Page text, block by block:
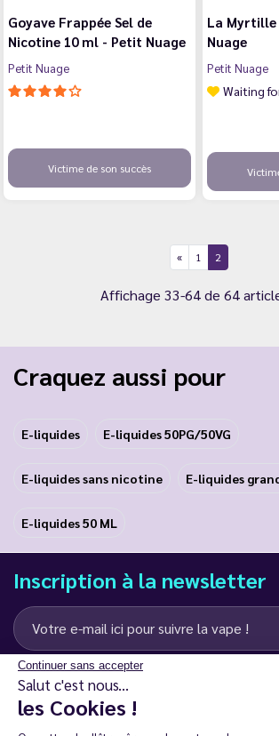
Continuer sans accepter
Salut c'est nous...
les Cookies !
Goyave Frappée Sel de
Nicotine 10 ml - Petit Nuage
Petit Nuage
Victime de son succès
La Myrtille
Nuage
Petit Nuage
Waiting
1 2
Affichage 33-64 de 64
Craquez aussi pour
E-liquides E-liquides 50PG/50VG
E-liquides sans nicotine E-liquides
E-liquides 50 ML
Inscription à la newsletter
J’accepte de recevoir des communications e-mail et
LD Groupe
Restez en contact